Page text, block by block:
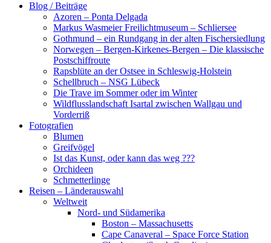
Blog / Beiträge
Azoren – Ponta Delgada
Markus Wasmeier Freilichtmuseum – Schliersee
Gothmund – ein Rundgang in der alten Fischersiedlung
Norwegen – Bergen-Kirkenes-Bergen – Die klassische
Postschiffroute
Rapsblüte an der Ostsee in Schleswig-Holstein
Schellbruch – NSG Lübeck
Die Trave im Sommer oder im Winter
Wildflusslandschaft Isartal zwischen Wallgau und
Vorderriß
Fotografien
Blumen
Greifvögel
Ist das Kunst, oder kann das weg ???
Orchideen
Schmetterlinge
Reisen – Länderauswahl
Weltweit
Nord- und Südamerika
Boston – Massachusetts
Cape Canaveral – Space Force Station